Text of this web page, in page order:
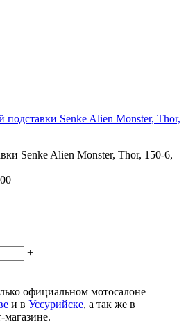
Senke Alien Monster, Thor, 150-6,
+
официальном мотосалоне
и в Уссурийске, а так же в